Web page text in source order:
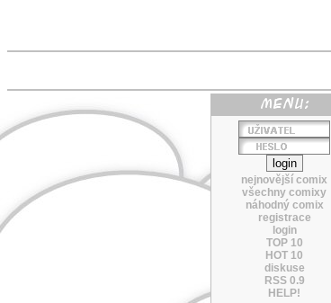
nejnovější comix
všechny comixy
náhodný comix
registrace
login
TOP 10
HOT 10
diskuse
RSS 0.9
HELP!